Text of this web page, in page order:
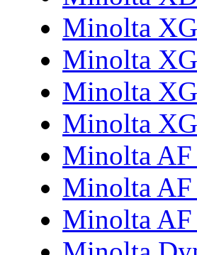
Minolta
Minolta
Minolta
Minolta
Minolta AF
Minolta AF
Minolta AF